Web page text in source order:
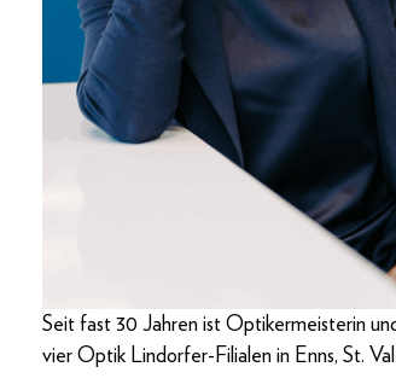
Seit fast 30 Jahren ist Optikermeisterin
vier Optik Lindorfer-Filialen in Enns, St.